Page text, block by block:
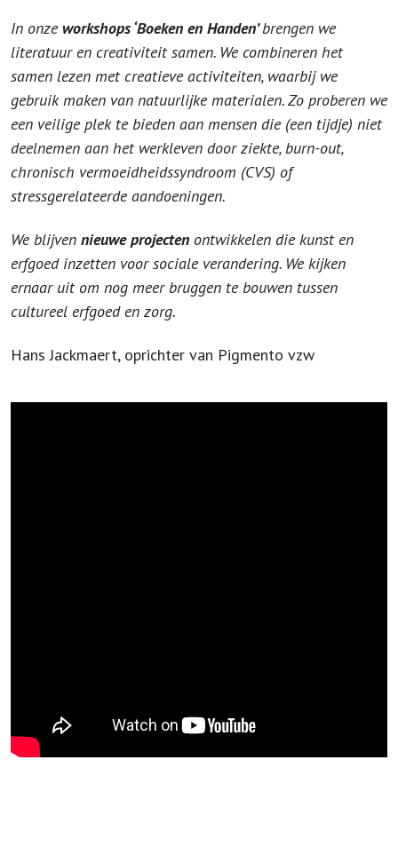
In onzeworkshops ‘Boeken en Handen’brengen we
literatuur en creativiteit samen. We combineren het
samen lezen met creatieve activiteiten, waarbij we
gebruik maken van natuurlijke materialen. Zo proberen we
een veilige plek te bieden aan mensen die (een tijdje) niet
deelnemen aan het werkleven door ziekte, burn-out,
chronisch vermoeidheidssyndroom (CVS) of
stressgerelateerde aandoeningen.
We blijven nieuwe projecten ontwikkelen die kunst en
erfgoed inzetten voor sociale verandering. We kijken
ernaar uit om nog meer bruggen te bouwen tussen
cultureel erfgoed en zorg.
Hans Jackmaert, oprichter van Pigmento vzw